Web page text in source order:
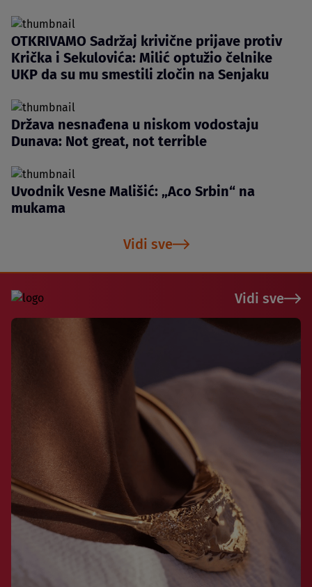
OTKRIVAMO Sadržaj krivične prijave protiv
Krička i Sekulovića: Milić optužio čelnike
UKP da su mu smestili zločin na Senjaku
Država nesnađena u niskom vodostaju
Dunava: Not great, not terrible
Uvodnik Vesne Mališić: „Aco Srbin“ na
mukama
Vidi sve
Vidi sve